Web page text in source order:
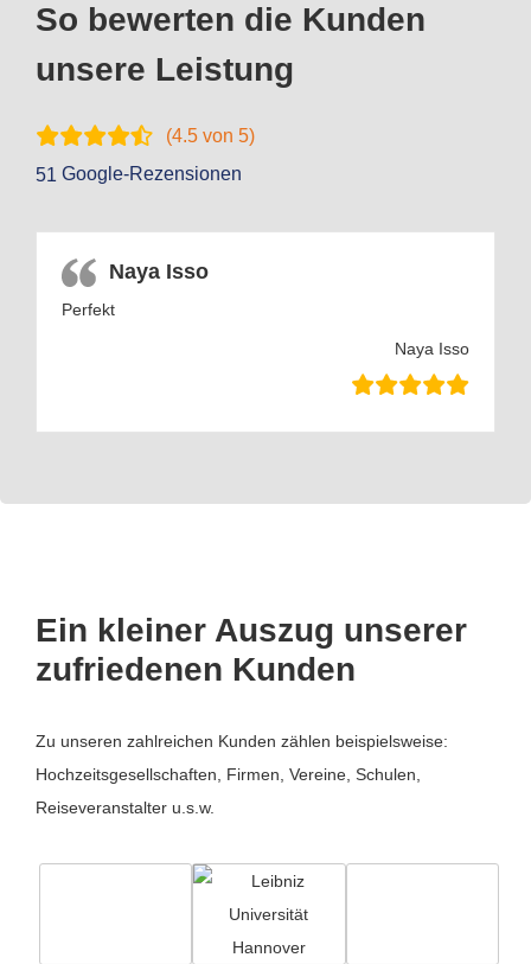
So bewerten die Kunden
unsere Leistung
(4.5 von 5)
51 Google-Rezensionen
Naya Isso
Perfekt
Naya Isso
Ein kleiner Auszug unserer
zufriedenen Kunden
Zu unseren zahlreichen Kunden zählen beispielsweise:
Hochzeitsgesellschaften, Firmen, Vereine, Schulen,
Reiseveranstalter u.s.w.